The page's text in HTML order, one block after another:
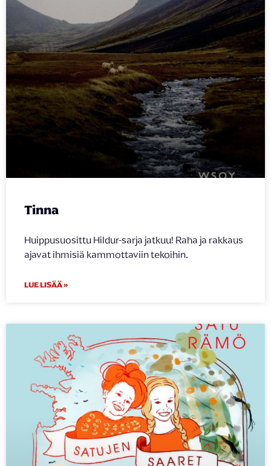
Tinna
Huippusuosittu Hildur-sarja jatkuu! Raha ja rakkaus
ajavat ihmisiä kammottaviin tekoihin.
LUE LISÄÄ »